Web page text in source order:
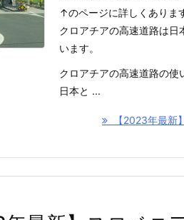
↑のページに詳しくありま
クロアチアの高速道路は
います。
クロアチアの高速道路の使
日本と ...
【2023年最新